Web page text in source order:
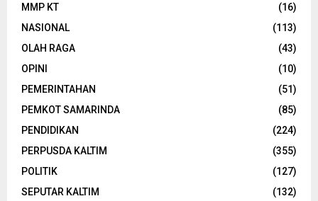
MMP KT
(16)
NASIONAL
(113)
OLAH RAGA
(43)
OPINI
(10)
PEMERINTAHAN
(51)
PEMKOT SAMARINDA
(85)
PENDIDIKAN
(224)
PERPUSDA KALTIM
(355)
POLITIK
(127)
SEPUTAR KALTIM
(132)